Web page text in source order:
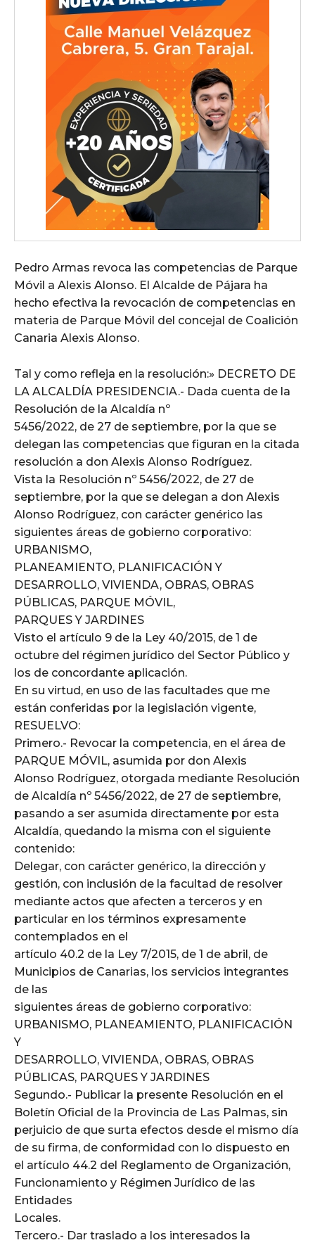
Pedro Armas revoca las competencias de Parque
Móvil a Alexis Alonso. El Alcalde de Pájara ha
hecho efectiva la revocación de competencias en
materia de Parque Móvil del concejal de Coalición
Canaria Alexis Alonso.
Tal y como refleja en la resolución:» DECRETO DE
LA ALCALDÍA PRESIDENCIA.- Dada cuenta de la
Resolución de la Alcaldía nº
5456/2022, de 27 de septiembre, por la que se
delegan las competencias que figuran en la citada
resolución a don Alexis Alonso Rodríguez.
Vista la Resolución nº 5456/2022, de 27 de
septiembre, por la que se delegan a don Alexis
Alonso Rodríguez, con carácter genérico las
siguientes áreas de gobierno corporativo:
URBANISMO,
PLANEAMIENTO, PLANIFICACIÓN Y
DESARROLLO, VIVIENDA, OBRAS, OBRAS
PÚBLICAS, PARQUE MÓVIL,
PARQUES Y JARDINES
Visto el artículo 9 de la Ley 40/2015, de 1 de
octubre del régimen jurídico del Sector Público y
los de concordante aplicación.
En su virtud, en uso de las facultades que me
están conferidas por la legislación vigente,
RESUELVO:
Primero.- Revocar la competencia, en el área de
PARQUE MÓVIL, asumida por don Alexis
Alonso Rodríguez, otorgada mediante Resolución
de Alcaldía nº 5456/2022, de 27 de septiembre,
pasando a ser asumida directamente por esta
Alcaldía, quedando la misma con el siguiente
contenido:
Delegar, con carácter genérico, la dirección y
gestión, con inclusión de la facultad de resolver
mediante actos que afecten a terceros y en
particular en los términos expresamente
contemplados en el
artículo 40.2 de la Ley 7/2015, de 1 de abril, de
Municipios de Canarias, los servicios integrantes
de las
siguientes áreas de gobierno corporativo:
URBANISMO, PLANEAMIENTO, PLANIFICACIÓN
Y
DESARROLLO, VIVIENDA, OBRAS, OBRAS
PÚBLICAS, PARQUES Y JARDINES
Segundo.- Publicar la presente Resolución en el
Boletín Oficial de la Provincia de Las Palmas, sin
perjuicio de que surta efectos desde el mismo día
de su firma, de conformidad con lo dispuesto en
el artículo 44.2 del Reglamento de Organización,
Funcionamiento y Régimen Jurídico de las
Entidades
Locales.
Tercero.- Dar traslado a los interesados la